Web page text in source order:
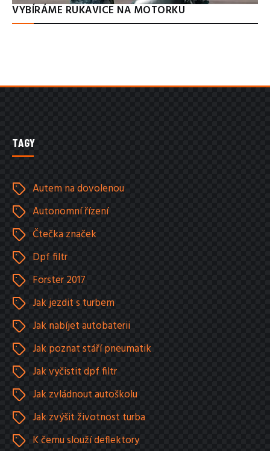
VYBÍRÁME RUKAVICE NA MOTORKU
TAGY
Autem na dovolenou
Autonomní řízení
Čtečka značek
Dpf filtr
Forster 2017
Jak jezdit s turbem
Jak nabíjet autobaterii
Jak poznat stáří pneumatik
Jak vyčistit dpf filtr
Jak zvládnout autoškolu
Jak zvýšit životnost turba
K čemu slouží deflektory